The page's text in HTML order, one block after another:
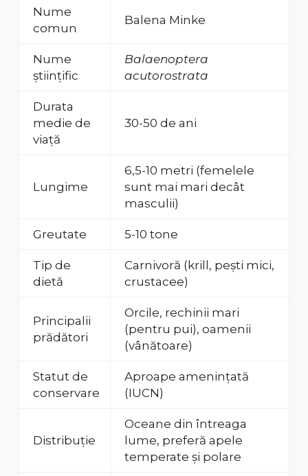
Nume
comun
Balena Minke
Nume
științific
Balaenoptera
acutorostrata
Durata
medie de
viață
30-50 de ani
Lungime
6,5-10 metri (femelele
sunt mai mari decât
masculii)
Greutate 5-10 tone
Tip de
dietă
Carnivoră (krill, pești mici,
crustacee)
Principalii
prădători
Orcile, rechinii mari
(pentru pui), oamenii
(vânătoare)
Statut de
conservare
Aproape amenințată
(IUCN)
Distribuție
Oceane din întreaga
lume, preferă apele
temperate și polare